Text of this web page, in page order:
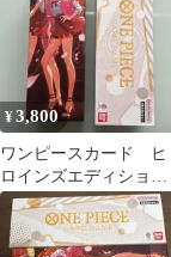
¥3,800
ワンピースカード ヒ
ロインズエディション
スペシャルセット 箱の
み